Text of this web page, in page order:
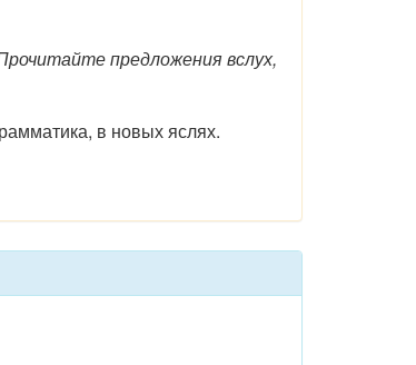
предложения вслух,
в новых яслях.